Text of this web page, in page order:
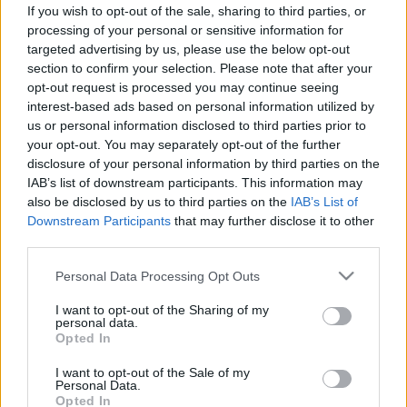
If you wish to opt-out of the sale, sharing to third parties, or
processing of your personal or sensitive information for
targeted advertising by us, please use the below opt-out
section to confirm your selection. Please note that after your
opt-out request is processed you may continue seeing
interest-based ads based on personal information utilized by
us or personal information disclosed to third parties prior to
your opt-out. You may separately opt-out of the further
disclosure of your personal information by third parties on the
IAB’s list of downstream participants. This information may
also be disclosed by us to third parties on the IAB’s List of
Downstream Participants that may further disclose it to other
Please note that this website/app uses one or more Google
not limited to your visit or usage behaviour. You may click to
grant or deny consent to Google and its third-party tags to
use your data for below specified purposes in below Google
consent section.
Personal Data Processing Opt Outs
I want to opt-out of the Sharing of my
personal data.
Opted In
I want to opt-out of the Sale of my
Personal Data.
Opted In